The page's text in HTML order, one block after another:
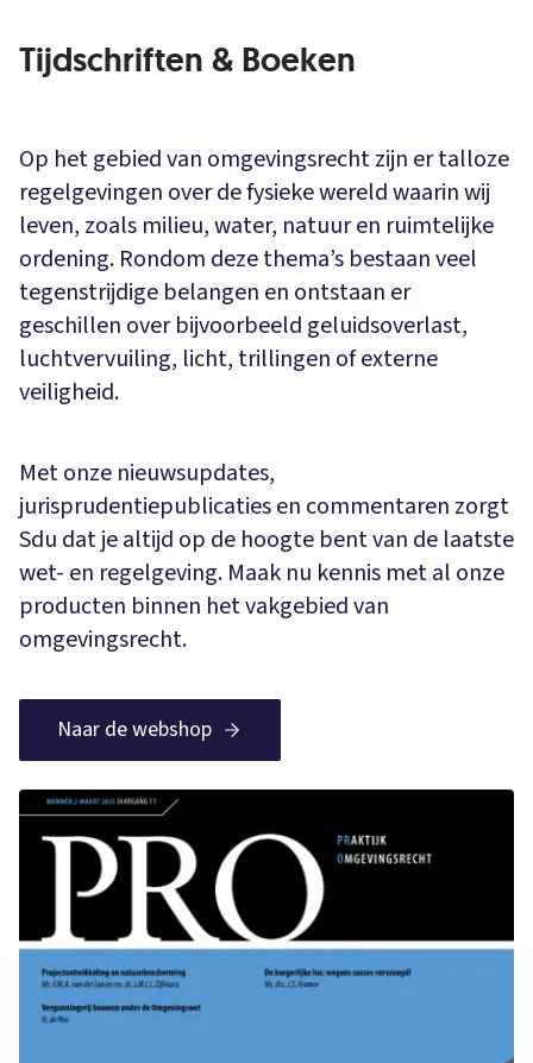
Tijdschriften & Boeken
Op het gebied van omgevingsrecht zijn er talloze
regelgevingen over de fysieke wereld waarin wij
leven, zoals milieu, water, natuur en ruimtelijke
ordening. Rondom deze thema’s bestaan veel
tegenstrijdige belangen en ontstaan er
geschillen over bijvoorbeeld geluidsoverlast,
luchtvervuiling, licht, trillingen of externe
veiligheid.
Met onze nieuwsupdates,
jurisprudentiepublicaties en commentaren zorgt
Sdu dat je altijd op de hoogte bent van de laatste
wet- en regelgeving. Maak nu kennis met al onze
producten binnen het vakgebied van
omgevingsrecht.
Naar de webshop